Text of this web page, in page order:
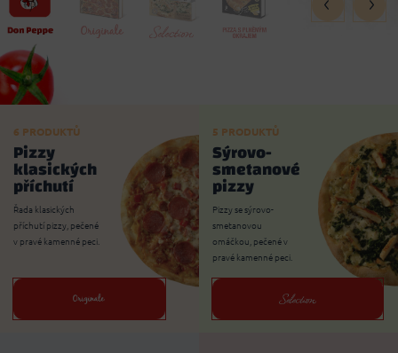
6 PRODUKTŮ
Pizzy
klasických
příchutí
Řada klasických
příchutí pizzy, pečené
v pravé kamenné peci.
5 PRODUKTŮ
Sýrovo-
smetanové
pizzy
Pizzy se sýrovo-
smetanovou
omáčkou, pečené v
pravé kamenné peci.